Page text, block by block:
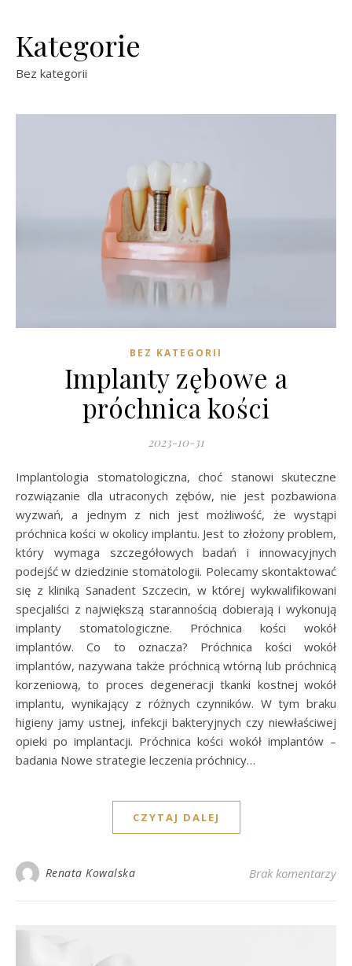
Kategorie
Bez kategorii
BEZ KATEGORII
Implanty zębowe a
próchnica kości
2023-10-31
Implantologia stomatologiczna, choć stanowi skuteczne
rozwiązanie dla utraconych zębów, nie jest pozbawiona
wyzwań, a jednym z nich jest możliwość, że wystąpi
próchnica kości w okolicy implantu. Jest to złożony problem,
który wymaga szczegółowych badań i innowacyjnych
podejść w dziedzinie stomatologii. Polecamy skontaktować
się z kliniką Sanadent Szczecin, w której wykwalifikowani
specjaliści z największą starannością dobierają i wykonują
implanty stomatologiczne. Próchnica kości wokół
implantów. Co to oznacza? Próchnica kości wokół
implantów, nazywana także próchnicą wtórną lub próchnicą
korzeniową, to proces degeneracji tkanki kostnej wokół
implantu, wynikający z różnych czynników. W tym braku
higieny jamy ustnej, infekcji bakteryjnych czy niewłaściwej
opieki po implantacji. Próchnica kości wokół implantów –
badania Nowe strategie leczenia próchnicy…
CZYTAJ DALEJ
Renata Kowalska Brak komentarzy